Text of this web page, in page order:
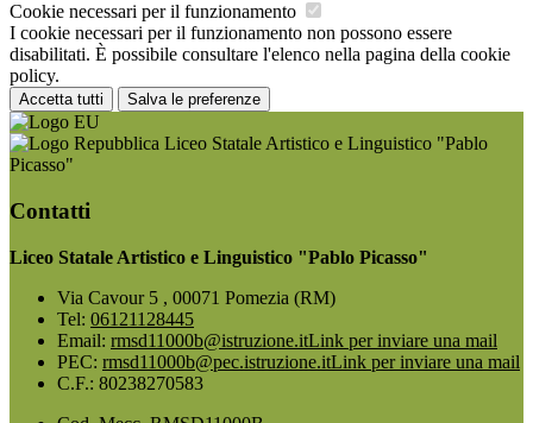
Cookie necessari per il funzionamento
I cookie necessari per il funzionamento non possono essere
disabilitati. È possibile consultare l'elenco nella pagina della cookie
policy.
Accetta tutti Salva le preferenze
Liceo Statale Artistico e Linguistico "Pablo
Picasso"
Contatti
Liceo Statale Artistico e Linguistico "Pablo Picasso"
Via Cavour 5 , 00071 Pomezia (RM)
Tel: 06121128445
Email: rmsd11000b@istruzione.itLink per inviare una mail
PEC: rmsd11000b@pec.istruzione.itLink per inviare una mail
C.F.: 80238270583